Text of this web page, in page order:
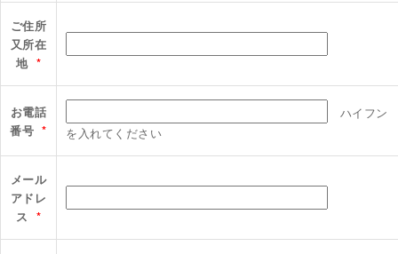
ご住所
又所在
地 *
お電話
番号 *
ハイフン
を入れてください
メール
アドレ
ス *